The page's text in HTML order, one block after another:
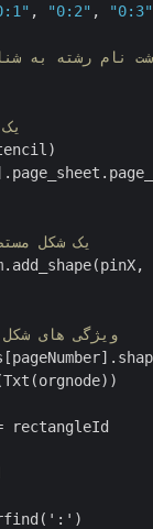
, "0:2" , "0:3"
نام رشته به
#
# یک شکل
# ویژگی های
rectangleId